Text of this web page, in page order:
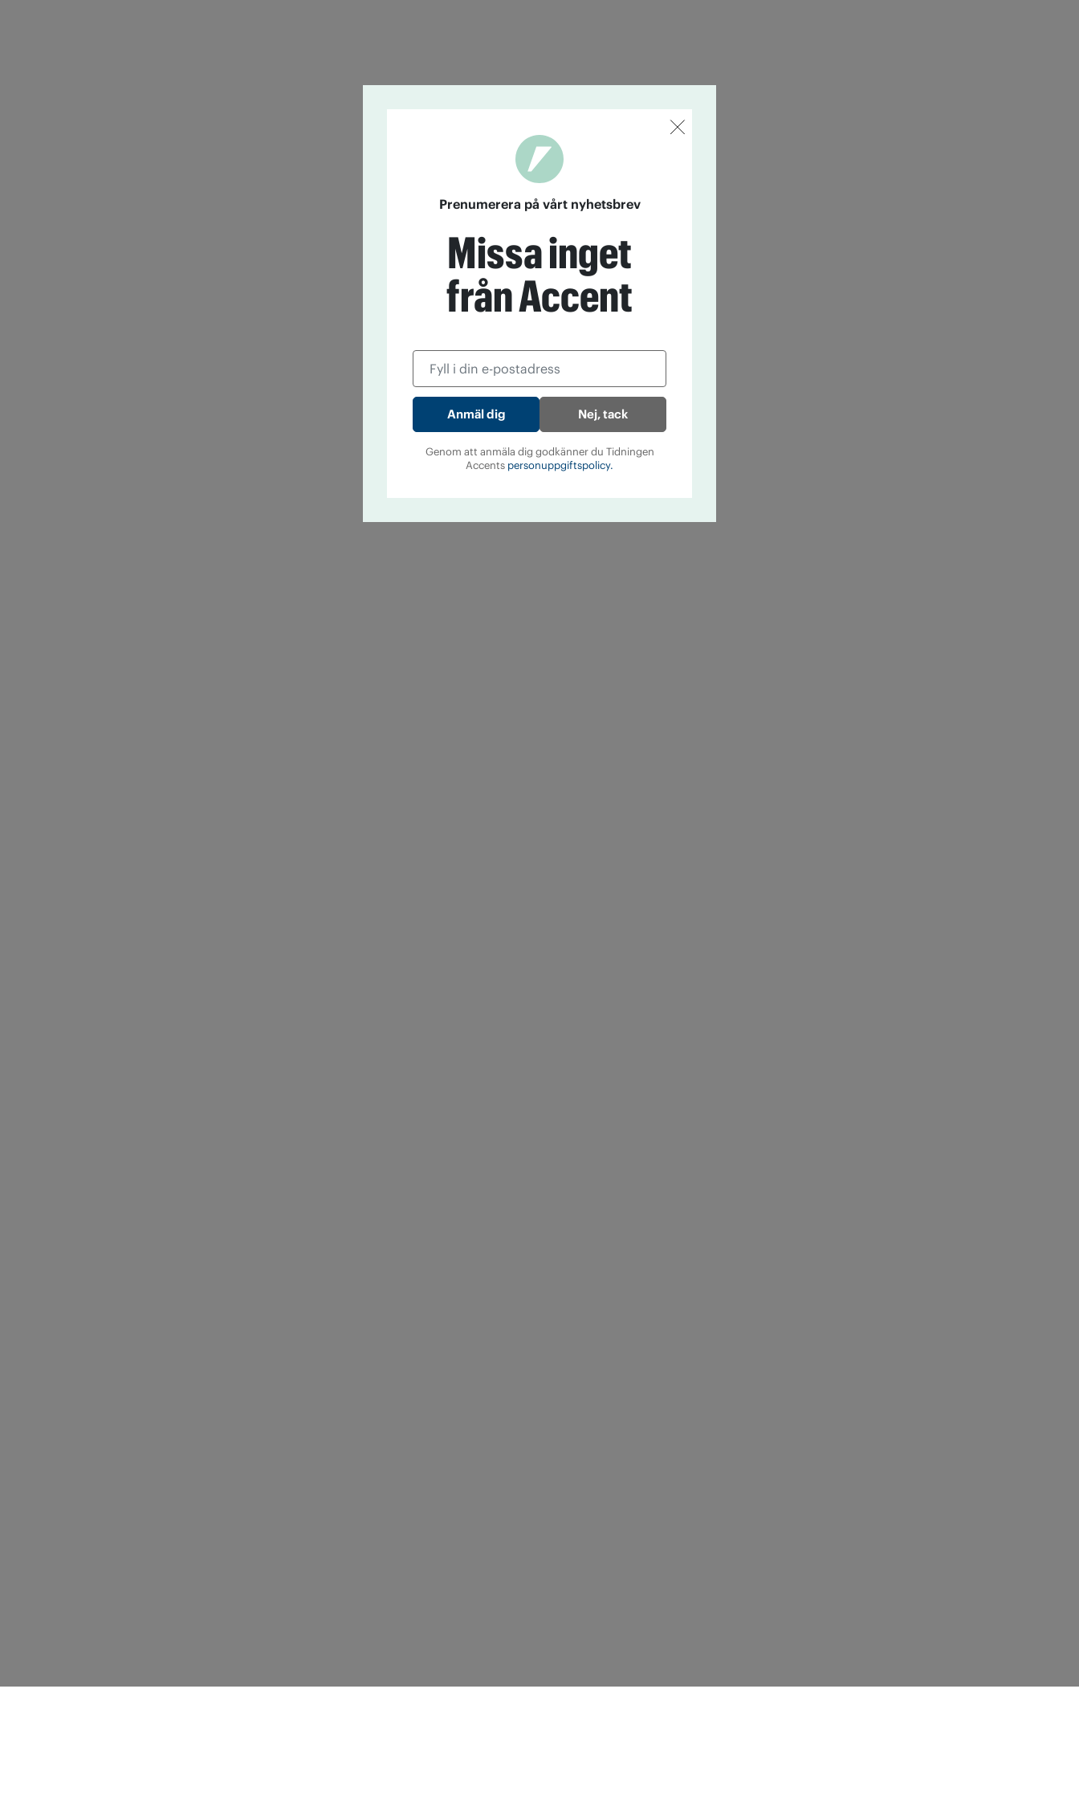
Prenumerera på vårt nyhetsbrev
Missa inget
från Accent
Nej, tack
Genom att anmäla dig godkänner du Tidningen
Accents personuppgiftspolicy.